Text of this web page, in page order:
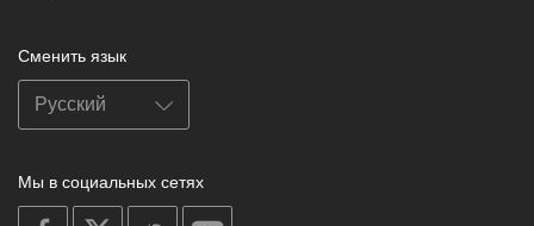
Сменить язык
Мы в социальных сетях
on